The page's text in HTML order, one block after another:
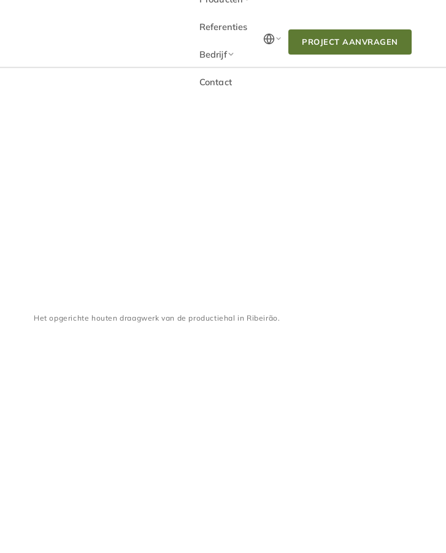
Referenties
Bedrijf
Contact
PROJECT AANVRAGEN
Het opgerichte houten draagwerk van de productiehal in Ribeirão.
Het opgerichte houten draagwerk van de productiehal in Ribeirão.